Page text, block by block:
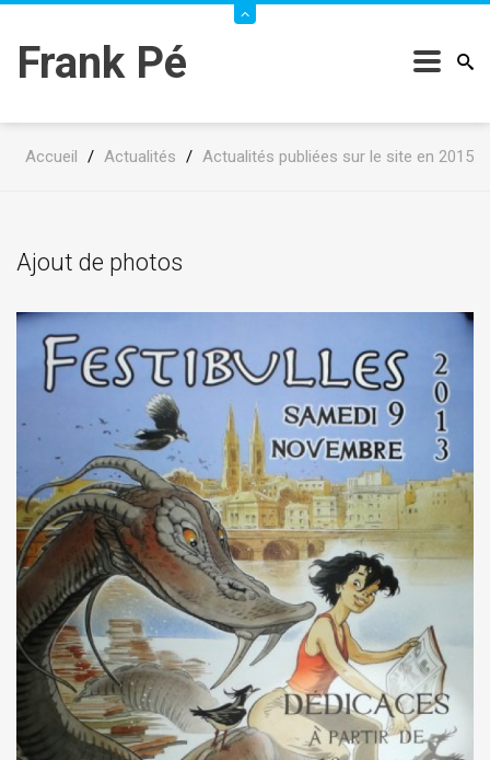
Frank Pé
Accueil / Actualités / Actualités publiées sur le site en 2015
Ajout de photos